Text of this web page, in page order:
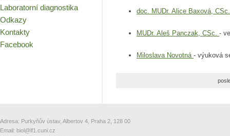
doc. MUDr. Alice Baxová,
MUDr. Aleš Panczak, CSc. -
Miloslava Novotná - výuková
Laboratorní diagnostika
Odkazy
Kontakty
Facebook
Adresa: Purkyňův ústav, Albertov 4, Praha 2, 128 00
Email: biol@lf1.cuni.cz